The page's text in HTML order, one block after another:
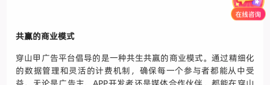
共赢的商业模式
穿山甲广告平台倡导的是一种共生共赢的商业模式。通过精细化
的数据管理和灵活的计费机制，确保每一个参与者都能从中受